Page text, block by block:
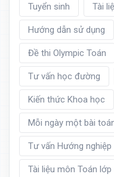
Tuyển sinh Tài
Hướng dẫn sử dụng
Đề thi Olympic Toán
Tư vấn học đường
Kiến thức Khoa học
Mỗi ngày một bài
Tư vấn Hướng nghiệp
Tài liệu môn Toán lớp